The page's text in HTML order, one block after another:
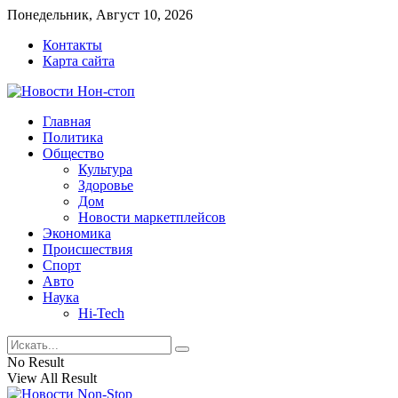
Понедельник, Август 10, 2026
Контакты
Карта сайта
Главная
Политика
Общество
Культура
Здоровье
Дом
Новости маркетплейсов
Экономика
Происшествия
Спорт
Авто
Наука
Hi-Tech
No Result
View All Result